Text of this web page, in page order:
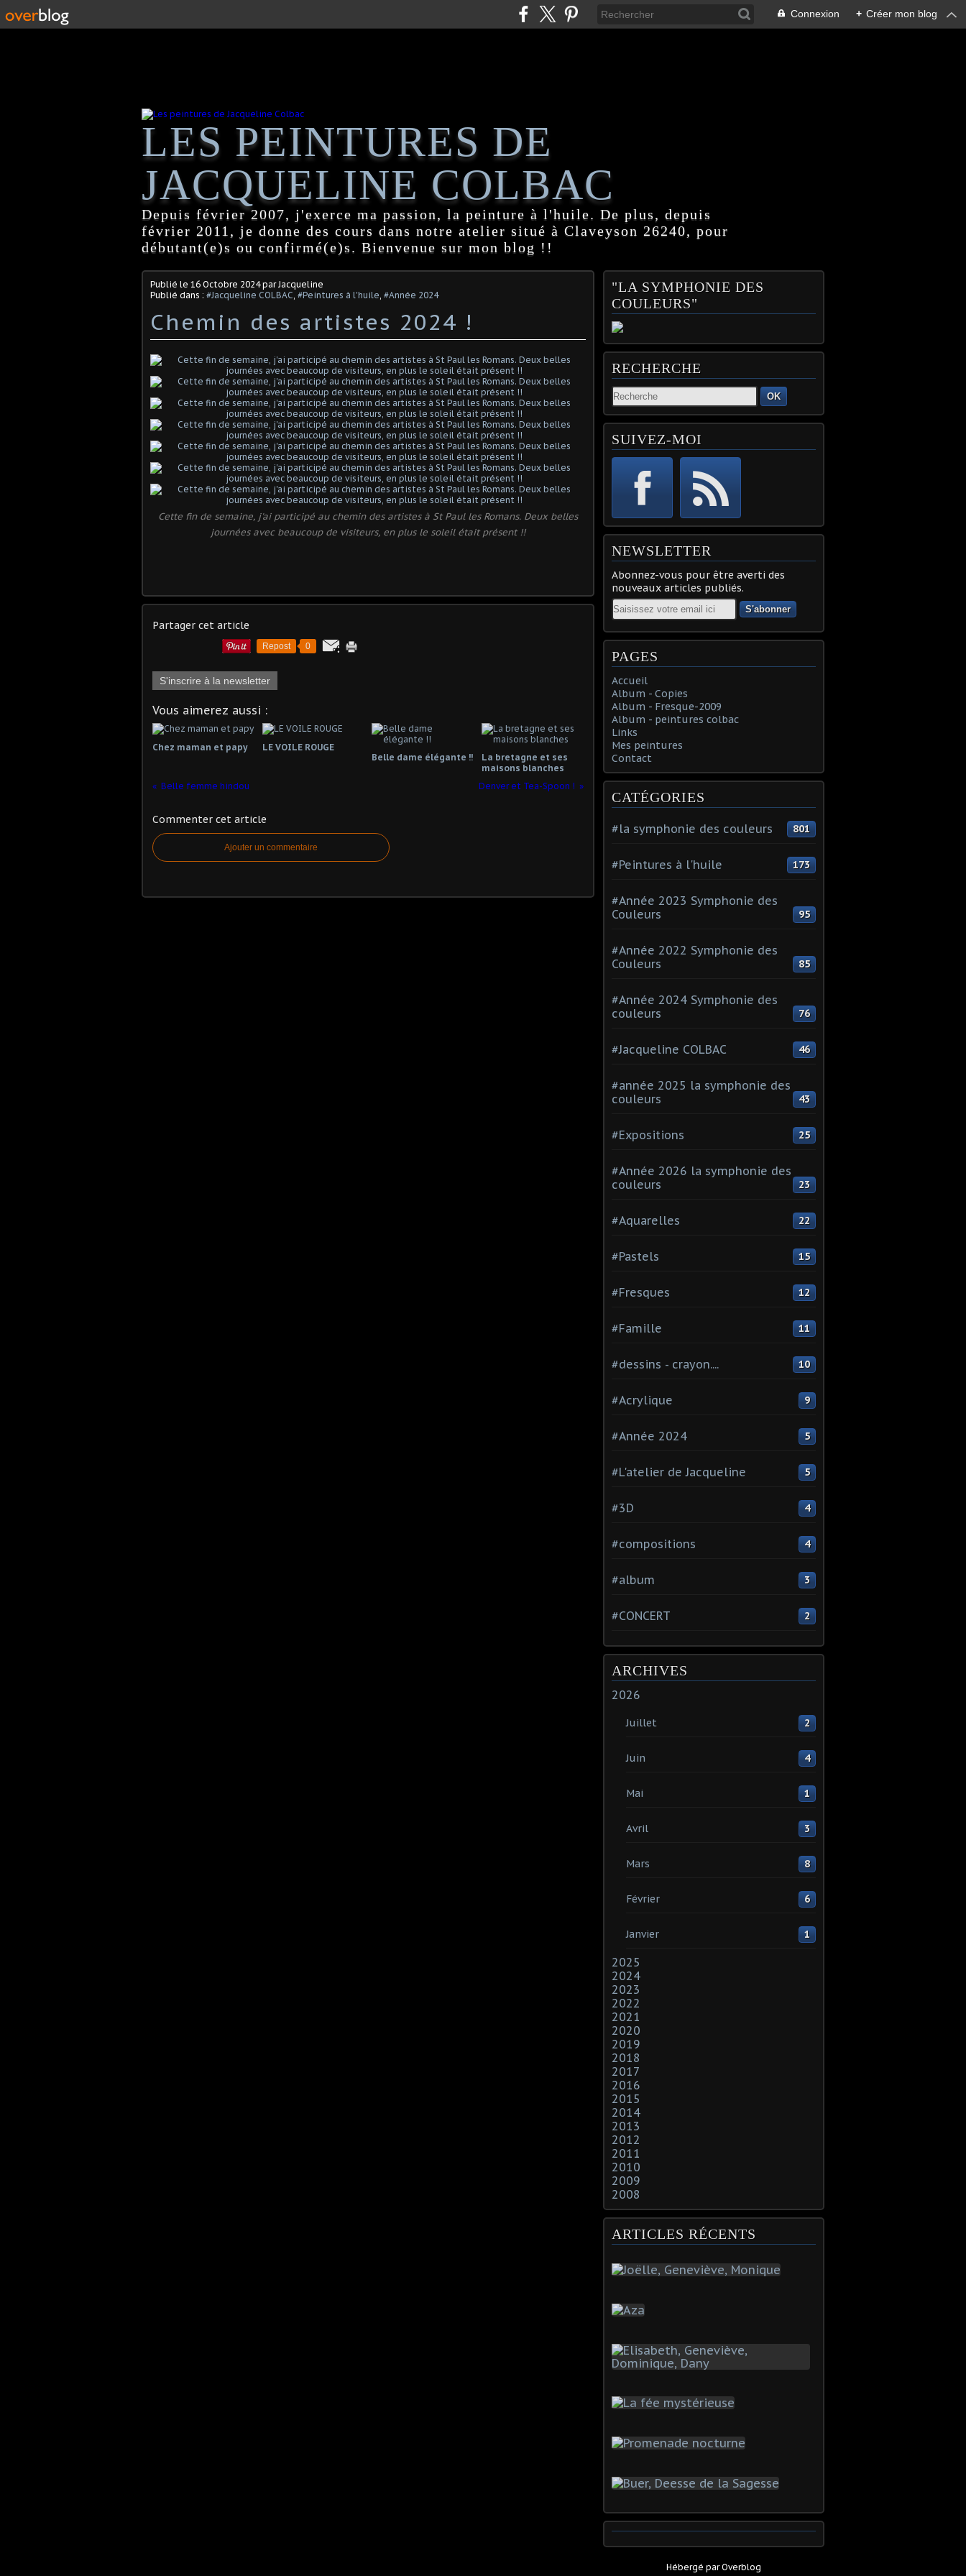
Connexion + Créer mon blog
LES PEINTURES DE
JACQUELINE COLBAC
Depuis février 2007, j'exerce ma passion, la peinture à l'huile. De plus, depuis
février 2011, je donne des cours dans notre atelier situé à Claveyson 26240, pour
débutant(e)s ou confirmé(e)s. Bienvenue sur mon blog !!
Publié le 16 Octobre 2024par Jacqueline
Publié dans : #Jacqueline COLBAC #Peintures à l'huile #Année 2024
Chemin des artistes 2024 !
Cette fin de semaine, j'ai participé au chemin des artistes à St Paul les Romans. Deux belles
journées avec beaucoup de visiteurs, en plus le soleil était présent !!
Partager cet article
Repost 0
S'inscrire à la newsletter
Vous aimerez aussi :
Chez maman et papy
LE VOILE ROUGE
Belle dame élégante !!
La bretagne et ses
maisons blanches
Belle femme hindou
Denver et Tea-Spoon !
Commenter cet article
Ajouter un commentaire
"LA SYMPHONIE DES
COULEURS"
RECHERCHE
OK
SUIVEZ-MOI
NEWSLETTER
Abonnez-vous pour être averti des
nouveaux articles publiés.
Email
PAGES
Accueil
Album - Copies
Album - Fresque-2009
Album - peintures colbac
Links
Mes peintures
Contact
CATÉGORIES
#la symphonie des couleurs 801
#Peintures à l'huile 173
#Année 2023 Symphonie des
Couleurs
95
#Année 2022 Symphonie des
Couleurs
85
#Année 2024 Symphonie des
couleurs
76
#Jacqueline COLBAC 46
#année 2025 la symphonie des
couleurs
43
#Expositions 25
#Année 2026 la symphonie des
couleurs
23
#Aquarelles 22
#Pastels 15
#Fresques 12
#Famille 11
#dessins - crayon.... 10
#Acrylique 9
#Année 2024 5
#L'atelier de Jacqueline 5
#3D 4
#compositions 4
#album 3
#CONCERT 2
ARCHIVES
2026
Juillet 2
Juin 4
Mai 1
Avril 3
Mars 8
Février 6
Janvier 1
2025
2024
2023
2022
2021
2020
2019
2018
2017
2016
2015
2014
2013
2012
2011
2010
2009
2008
ARTICLES RÉCENTS
Hébergé parOverblog